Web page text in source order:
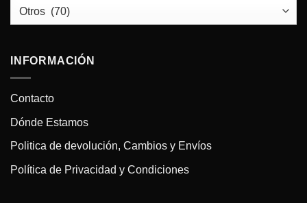
INFORMACIÓN
Contacto
Dónde Estamos
Politica de devolución, Cambios y Envíos
Política de Privacidad y Condiciones